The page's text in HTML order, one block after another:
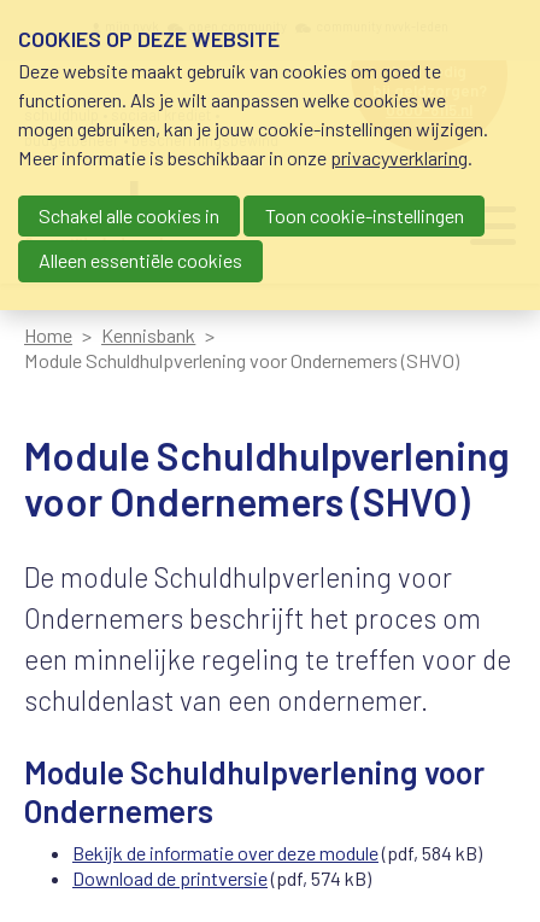
schuldhulp • sociaal krediet •
budgetbeheer • beschermingsbewind
hulp nodig
bij geldzorgen?
0800-8115.nl
Main navigation
Home
Kennisbank
Module Schuldhulpverlening voor Ondernemers (SHVO)
Module Schuldhulpverlening
voor Ondernemers (SHVO)
De module Schuldhulpverlening voor
Ondernemers beschrijft het proces om
een minnelijke regeling te treffen voor de
schuldenlast van een ondernemer.
Module Schuldhulpverlening voor
Ondernemers
Bekijk de informatie over deze module(pdf, 584 kB)
Download de printversie(pdf, 574 kB)
COOKIES OP DEZE WEBSITE
Deze website maakt gebruik van cookies om goed te
functioneren. Als je wilt aanpassen welke cookies we
mogen gebruiken, kan je jouw cookie-instellingen wijzigen.
Meer informatie is beschikbaar in onze privacyverklaring.
Schakel alle cookies in
Toon cookie-instellingen
Alleen essentiële cookies